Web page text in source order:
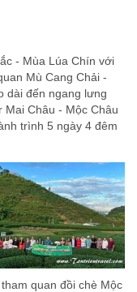
- Mùa Lúa Chín với
Mù Cang Chải -
dài đến ngang lưng
Mai Châu - Mộc Châu
trình 5 ngày 4 đêm
quan đồi chè Mộc